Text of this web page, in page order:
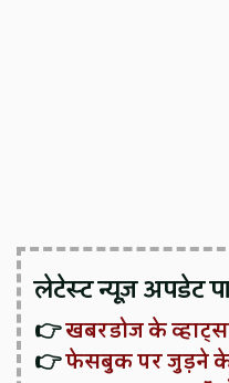
लेटेस्ट न्यूज़ अपडेट
👉खबरडोज के
👉फेसबुक पर जुड़ने